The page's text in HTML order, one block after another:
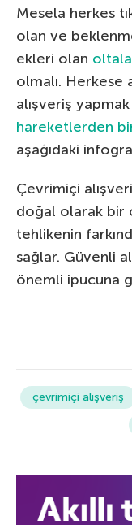
Mesela herkes
olan ve
ekleri olan
olmalı. Herkese
alışveriş
hareketlerden
aşağıdaki
Çevrimiçi
doğal olarak bir
tehlikenin
sağlar. Güvenli
önemli ipucuna
çevrimiçi alışveriş